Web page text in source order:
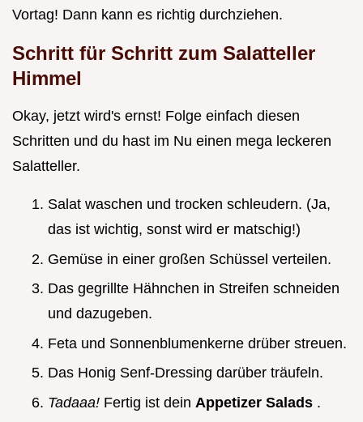
Vortag! Dann kann es richtig durchziehen.
Schritt für Schritt zum Salatteller
Himmel
Okay, jetzt wird's ernst! Folge einfach diesen
Schritten und du hast im Nu einen mega leckeren
Salatteller.
Salat waschen und trocken schleudern. (Ja,
das ist wichtig, sonst wird er matschig!)
Gemüse in einer großen Schüssel verteilen.
Das gegrillte Hähnchen in Streifen schneiden
und dazugeben.
Feta und Sonnenblumenkerne drüber streuen.
Das Honig Senf-Dressing darüber träufeln.
Tadaaa! Fertig ist dein Appetizer Salads .